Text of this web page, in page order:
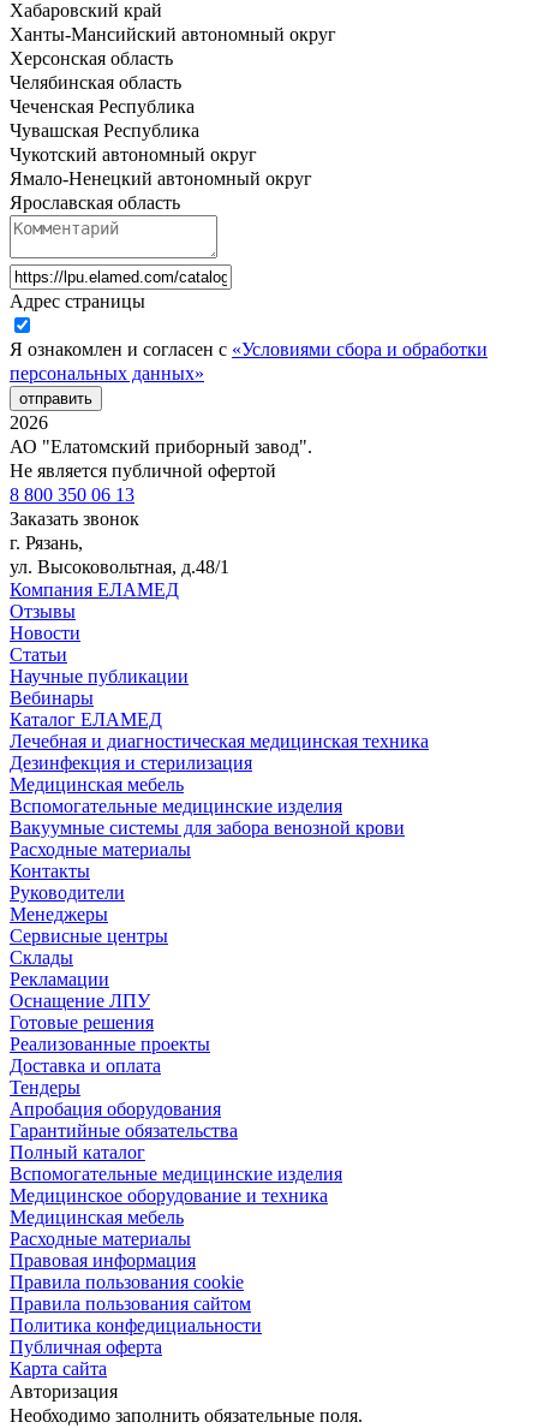
Хабаровский край
Ханты-Мансийский автономный округ
Херсонская область
Челябинская область
Чеченская Республика
Чувашская Республика
Чукотский автономный округ
Ямало-Ненецкий автономный округ
Ярославская область
Адрес страницы
Я ознакомлен и согласен с «Условиями сбора и обработки
персональных данных»
отправить
2026
АО "Елатомский приборный завод".
Не является публичной офертой
8 800 350 06 13
Заказать звонок
г. Рязань,
ул. Высоковольтная, д.48/1
Компания ЕЛАМЕД
Отзывы
Новости
Статьи
Научные публикации
Вебинары
Каталог ЕЛАМЕД
Лечебная и диагностическая медицинская техника
Дезинфекция и стерилизация
Медицинская мебель
Вспомогательные медицинские изделия
Вакуумные системы для забора венозной крови
Расходные материалы
Контакты
Руководители
Менеджеры
Сервисные центры
Склады
Рекламации
Оснащение ЛПУ
Готовые решения
Реализованные проекты
Доставка и оплата
Тендеры
Апробация оборудования
Гарантийные обязательства
Полный каталог
Вспомогательные медицинские изделия
Медицинское оборудование и техника
Медицинская мебель
Расходные материалы
Правовая информация
Правила пользования cookie
Правила пользования сайтом
Политика конфедициальности
Публичная оферта
Карта сайта
Авторизация
Необходимо заполнить обязательные поля.